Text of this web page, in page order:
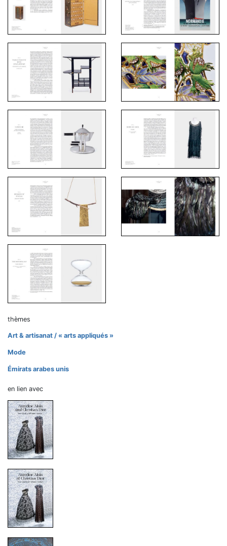
thèmes
Art & artisanat / « arts appliqués »
Mode
Émirats arabes unis
en lien avec